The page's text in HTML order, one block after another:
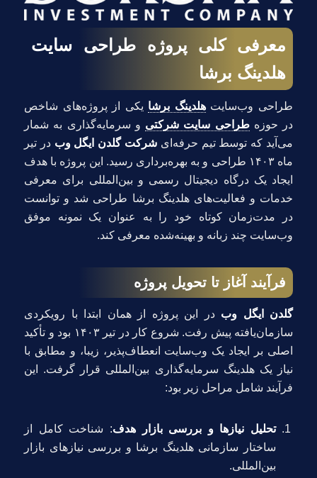
معرفی کلی پروژه طراحی سایت
هلدینگ برشا
طراحی وب‌سایتهلدینگ برشا یکی از پروژه‌های شاخص
در حوزهطراحی سایت شرکتی و سرمایه‌گذاری به شمار
می‌آید که توسط تیم حرفه‌ای شرکت گلدن ایگل وب در تیر
ماه ۱۴۰۳ طراحی و به بهره‌برداری رسید. این پروژه با هدف
ایجاد یک درگاه دیجیتال رسمی و بین‌المللی برای معرفی
خدمات و فعالیت‌های هلدینگ برشا طراحی شد و توانست
در مدت‌زمان کوتاه خود را به عنوان یک نمونه موفق
وب‌سایت چند زبانه و بهینه‌شده معرفی کند.
فرآیند آغاز تا تحویل پروژه
گلدن ایگل وب در این پروژه از همان ابتدا با رویکردی
سازمان‌یافته پیش رفت. شروع کار در تیر ۱۴۰۳ بود و تأکید
اصلی بر ایجاد یک وب‌سایت انعطاف‌پذیر، زیبا، و مطابق با
نیاز یک هلدینگ سرمایه‌گذاری بین‌المللی قرار گرفت. این
فرآیند شامل مراحل زیر بود:
تحلیل نیازها و بررسی بازار هدف: شناخت کامل از
ساختار سازمانی هلدینگ برشا و بررسی نیازهای بازار
بین‌المللی.